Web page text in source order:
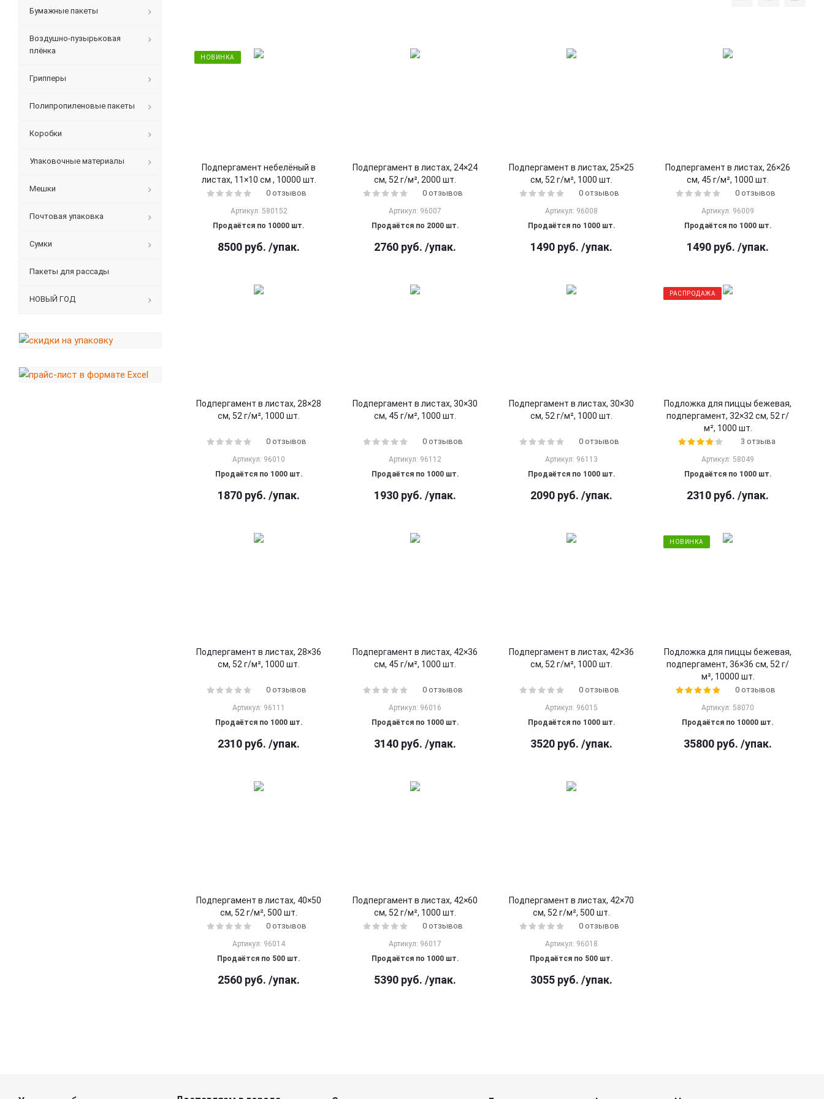
НОВИНКА
Подпергамент небелёный в
листах, 11×10 см , 10000 шт.
0 отзывов
Артикул: 580152
Продаётся по 10000 шт.
8500 руб. /упак.
Подпергамент в листах, 24×24
см, 52 г/м², 2000 шт.
0 отзывов
Артикул: 96007
Продаётся по 2000 шт.
2760 руб. /упак.
Подпергамент в листах, 25×25
см, 52 г/м², 1000 шт.
0 отзывов
Артикул: 96008
Продаётся по 1000 шт.
1490 руб. /упак.
Подпергамент в листах, 26×26
см, 45 г/м², 1000 шт.
0 отзывов
Артикул: 96009
Продаётся по 1000 шт.
1490 руб. /упак.
Подпергамент в листах, 28×28
см, 52 г/м², 1000 шт.
0 отзывов
Артикул: 96010
Продаётся по 1000 шт.
1870 руб. /упак.
Подпергамент в листах, 30×30
см, 45 г/м², 1000 шт.
0 отзывов
Артикул: 96112
Продаётся по 1000 шт.
1930 руб. /упак.
Подпергамент в листах, 30×30
см, 52 г/м², 1000 шт.
0 отзывов
Артикул: 96113
Продаётся по 1000 шт.
2090 руб. /упак.
РАСПРОДАЖА
Подложка для пиццы бежевая,
подпергамент, 32×32 см, 52 г/
м², 1000 шт.
3 отзыва
Артикул: 58049
Продаётся по 1000 шт.
2310 руб. /упак.
Подпергамент в листах, 28×36
см, 52 г/м², 1000 шт.
0 отзывов
Артикул: 96111
Продаётся по 1000 шт.
2310 руб. /упак.
Подпергамент в листах, 42×36
см, 45 г/м², 1000 шт.
0 отзывов
Артикул: 96016
Продаётся по 1000 шт.
3140 руб. /упак.
Подпергамент в листах, 42×36
см, 52 г/м², 1000 шт.
0 отзывов
Артикул: 96015
Продаётся по 1000 шт.
3520 руб. /упак.
НОВИНКА
Подложка для пиццы бежевая,
подпергамент, 36×36 см, 52 г/
м², 10000 шт.
0 отзывов
Артикул: 58070
Продаётся по 10000 шт.
35800 руб. /упак.
Подпергамент в листах, 40×50
см, 52 г/м², 500 шт.
0 отзывов
Артикул: 96014
Продаётся по 500 шт.
2560 руб. /упак.
Подпергамент в листах, 42×60
см, 52 г/м², 1000 шт.
0 отзывов
Артикул: 96017
Продаётся по 1000 шт.
5390 руб. /упак.
Подпергамент в листах, 42×70
см, 52 г/м², 500 шт.
0 отзывов
Артикул: 96018
Продаётся по 500 шт.
3055 руб. /упак.
Бумажные пакеты
Воздушно-пузырьковая
плёнка
Грипперы
Полипропиленовые пакеты
Коробки
Упаковочные материалы
Мешки
Почтовая упаковка
Сумки
Пакеты для рассады
НОВЫЙ ГОД